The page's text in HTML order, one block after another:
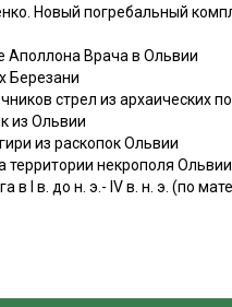
Новый погребальный
Аполлона Врача в Ольвии
Березани
стрел из архаических
из Ольвии
из раскопок Ольвии
территории некрополя Ольвии
в I в. до н. э.- IV в. н. э. (по